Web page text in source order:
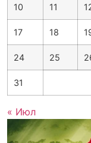
10 11
17 18
24 25
31
« Июл